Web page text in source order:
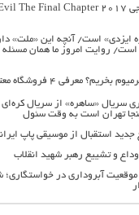
ایزدی» است/ آنچه این «ملت»
است/ روایت امروز ما همان
معرفی ۴ فروشگاه معتبر ایرانی
سریال «ساهره» از سریال
تهران است به وقت سئول
جدید استقبال از موسیقی پاپ
آبروداری در خواستگاری؛